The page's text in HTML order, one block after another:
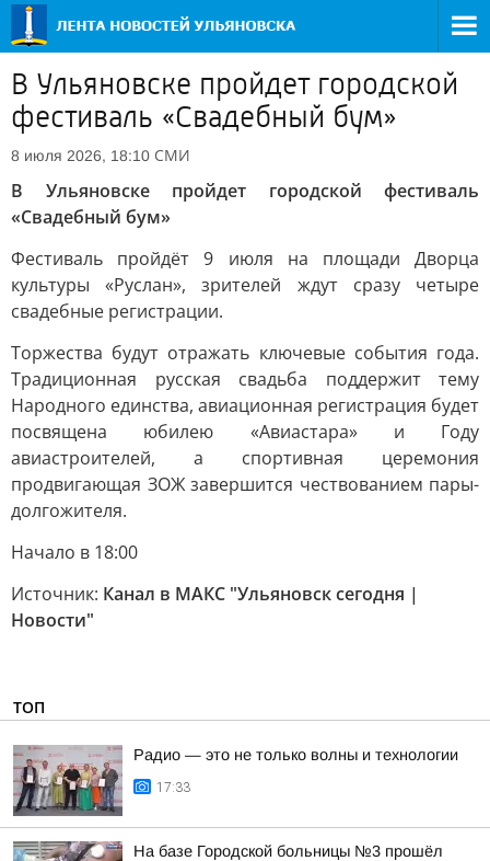
В Ульяновске пройдет городской
фестиваль «Свадебный бум»
8 июля 2026, 18:10 СМИ
В Ульяновске пройдет городской фестиваль
«Свадебный бум»
Фестиваль пройдёт 9 июля на площади Дворца
культуры «Руслан», зрителей ждут сразу четыре
свадебные регистрации.
Торжества будут отражать ключевые события года.
Традиционная русская свадьба поддержит тему
Народного единства, авиационная регистрация будет
посвящена юбилею «Авиастара» и Году
авиастроителей, а спортивная церемония
продвигающая ЗОЖ завершится чествованием пары-
долгожителя.
Начало в 18:00
Источник: Канал в МАКС "Ульяновск сегодня |
Новости"
ТОП
Радио — это не только волны и технологии
17:33
На базе Городской больницы №3 прошёл